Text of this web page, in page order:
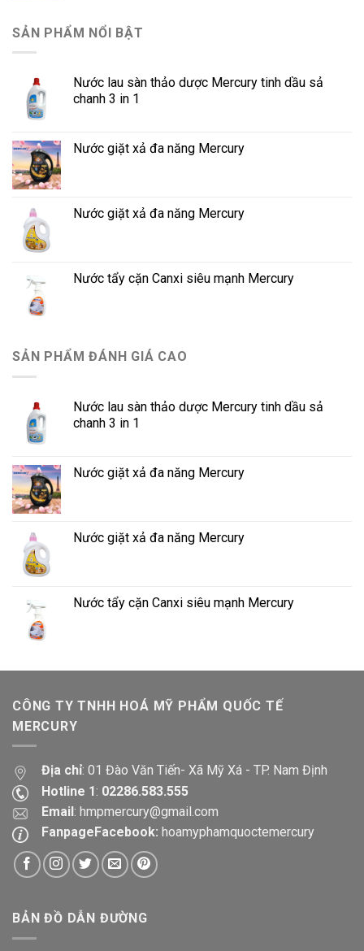
SẢN PHẨM NỔI BẬT
Nước lau sàn thảo dược Mercury tinh dầu sả
chanh 3 in 1
Nước giặt xả đa năng Mercury
Nước giặt xả đa năng Mercury
Nước tẩy cặn Canxi siêu mạnh Mercury
SẢN PHẨM ĐÁNH GIÁ CAO
Nước lau sàn thảo dược Mercury tinh dầu sả
chanh 3 in 1
Nước giặt xả đa năng Mercury
Nước giặt xả đa năng Mercury
Nước tẩy cặn Canxi siêu mạnh Mercury
CÔNG TY TNHH HOÁ MỸ PHẨM QUỐC TẾ
MERCURY
Địa chỉ: 01 Đào Văn Tiến- Xã Mỹ Xá - TP. Nam Định
Hotline 1: 02286.583.555
Email: hmpmercury@gmail.com
FanpageFacebook: hoamyphamquoctemercury
BẢN ĐỒ DẪN ĐƯỜNG